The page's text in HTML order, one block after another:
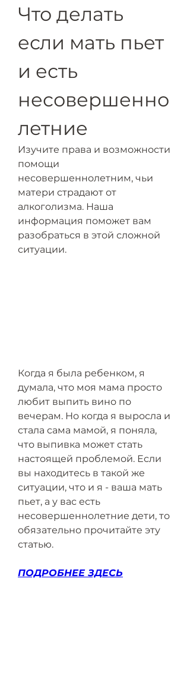
Что делать
если мать пьет
и есть
несовершенно
летние
Изучите права и возможности
помощи
несовершеннолетним, чьи
матери страдают от
алкоголизма. Наша
информация поможет вам
разобраться в этой сложной
ситуации.
Когда я была ребенком, я
думала, что моя мама просто
любит выпить вино по
вечерам. Но когда я выросла и
стала сама мамой, я поняла,
что выпивка может стать
настоящей проблемой. Если
вы находитесь в такой же
ситуации, что и я - ваша мать
пьет, а у вас есть
несовершеннолетние дети, то
обязательно прочитайте эту
статью.
ПОДРОБНЕЕ ЗДЕСЬ